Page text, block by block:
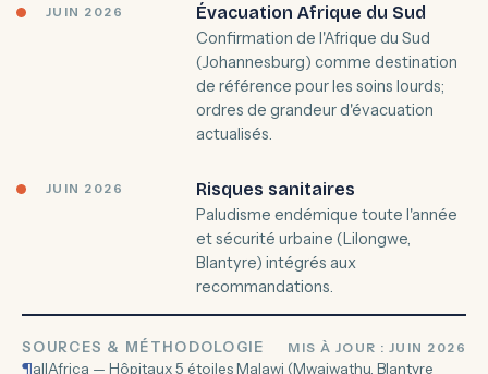
JUIN 2026 Évacuation Afrique du Sud
Confirmation de l'Afrique du Sud
(Johannesburg) comme destination
de référence pour les soins lourds;
ordres de grandeur d'évacuation
actualisés.
JUIN 2026 Risques sanitaires
Paludisme endémique toute l'année
et sécurité urbaine (Lilongwe,
Blantyre) intégrés aux
recommandations.
SOURCES & MÉTHODOLOGIE MIS À JOUR : JUIN 2026
¶allAfrica — Hôpitaux 5 étoiles Malawi (Mwaiwathu, Blantyre